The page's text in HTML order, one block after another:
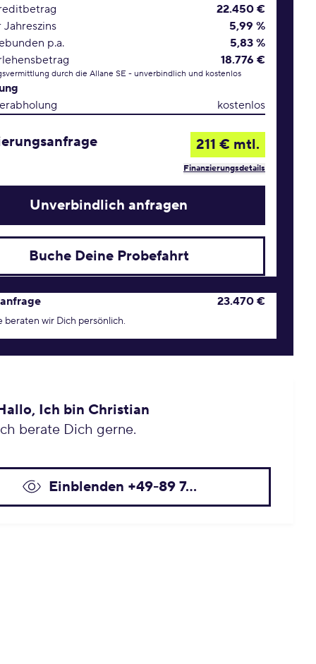
22.450 €
5,99 %
p.a.
5,83 %
18.776 €
durch die Allane SE - unverbindlich und kostenlos
kostenlos
211 € mtl.
Finanzierungsdetails
Unverbindlich anfragen
Buche Deine Probefahrt
Konditionen
beraten wir Dich persönlich.
23.470 €
Ich bin Christian
berate Dich gerne.
Einblenden +49-89 7...